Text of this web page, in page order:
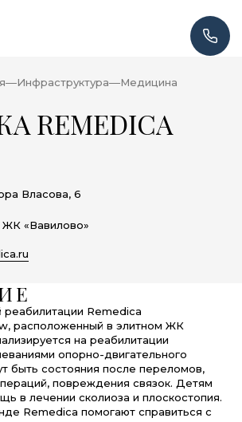
Инфраструктура Медицина
REMEDICA
Власова, 6
ЖК «Вавилово»
Remedica
расположенный в элитном ЖК
на реабилитации
опорно-двигательного
быть состояния после переломов,
повреждения связок. Детям
в лечении сколиоза и плоскостопия.
Remedica помогают справиться с